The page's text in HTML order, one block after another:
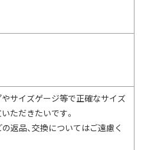
サイズゲージ等で正確なサイズ
ただきたいです。
返品、交換についてはご遠慮く